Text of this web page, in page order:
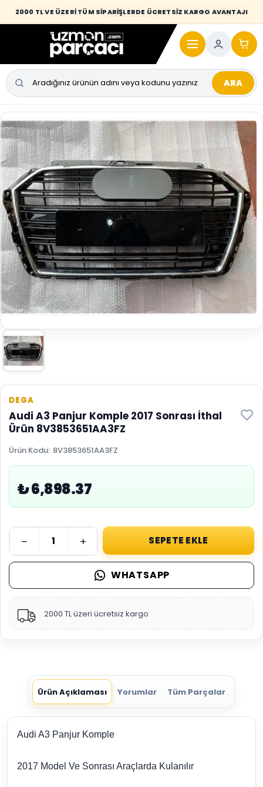
2000 TL VE ÜZERİ TÜM SİPARİŞLERDE ÜCRETSİZ KARGO AVANTAJI
Desi / hacim sınırını aşan kaporta parçalarında taşıma bedeli alıcıya
yansıtılmaktadır.
ARA
DEGA
Audi A3 Panjur Komple 2017 Sonrası İthal
Ürün 8V3853651AA3FZ
Ürün Kodu: 8V3853651AA3FZ
₺ 6,898.37
SEPETE EKLE
WHATSAPP
2000 TL üzeri ücretsiz kargo
Ürün Açıklaması Yorumlar Tüm Parçalar
Audi A3 Panjur Komple
2017 Model Ve Sonrası Araçlarda Kulanılır